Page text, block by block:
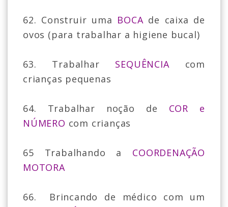
62. Construir uma BOCAde caixa de
ovos (para trabalhar a higiene bucal)
63. Trabalhar SEQUÊNCIAcom
crianças pequenas
64. Trabalhar noção de COR e
NÚMERO com crianças
65 Trabalhando a COORDENAÇÃO
MOTORA
66. Brincando de médico com um